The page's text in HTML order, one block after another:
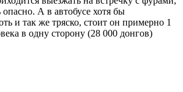
опасно. А в автобусе хотя бы
и так же тряско, стоит он примерно 1
в одну сторону (28 000 донгов)